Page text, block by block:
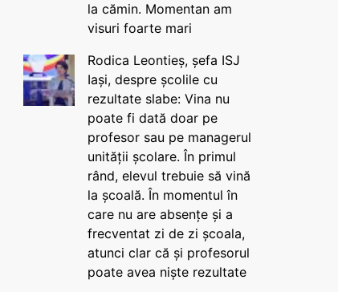
la cămin. Momentan am
visuri foarte mari
Rodica Leontieș, șefa ISJ
Iași, despre școlile cu
rezultate slabe: Vina nu
poate fi dată doar pe
profesor sau pe managerul
unității școlare. În primul
rând, elevul trebuie să vină
la școală. În momentul în
care nu are absențe și a
frecventat zi de zi școala,
atunci clar că și profesorul
poate avea niște rezultate